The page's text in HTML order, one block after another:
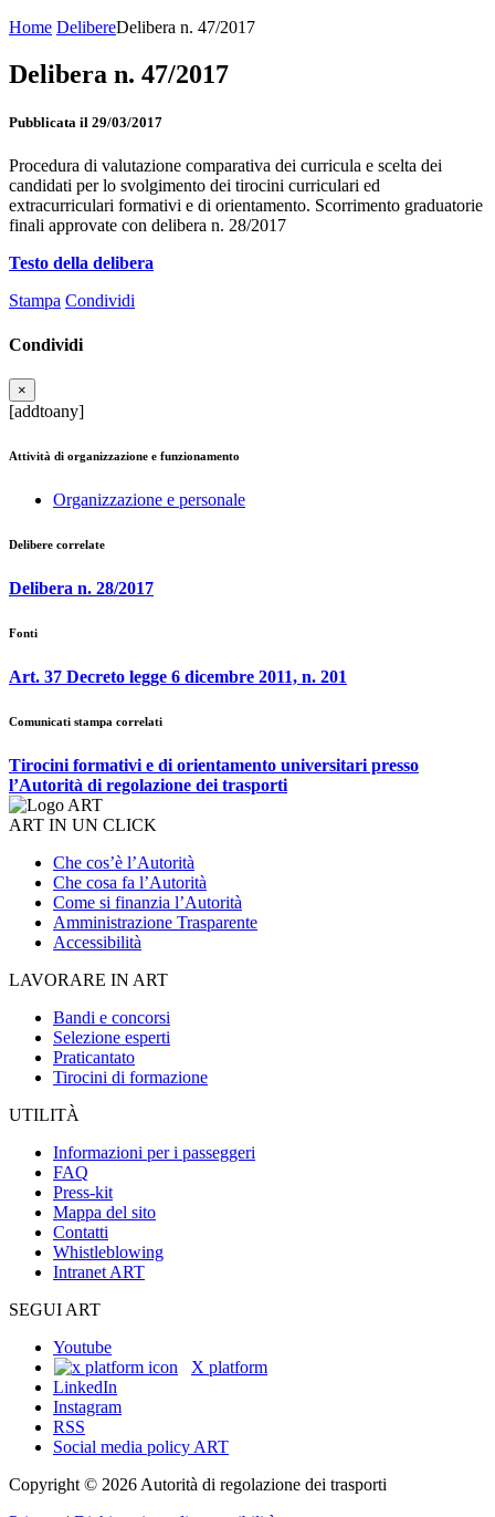
Home DelibereDelibera n. 47/2017
Delibera n. 47/2017
Pubblicata il 29/03/2017
Procedura di valutazione comparativa dei curricula e scelta dei
candidati per lo svolgimento dei tirocini curriculari ed
extracurriculari formativi e di orientamento. Scorrimento graduatorie
finali approvate con delibera n. 28/2017
Testo della delibera
Stampa Condividi
Condividi
×
[addtoany]
Attività di organizzazione e funzionamento
Organizzazione e personale
Delibere correlate
Delibera n. 28/2017
Fonti
Art. 37 Decreto legge 6 dicembre 2011, n. 201
Comunicati stampa correlati
Tirocini formativi e di orientamento universitari presso
l’Autorità di regolazione dei trasporti
ART IN UN CLICK
Che cos’è l’Autorità
Che cosa fa l’Autorità
Come si finanzia l’Autorità
Amministrazione Trasparente
Accessibilità
LAVORARE IN ART
Bandi e concorsi
Selezione esperti
Praticantato
Tirocini di formazione
UTILITÀ
Informazioni per i passeggeri
FAQ
Press-kit
Mappa del sito
Contatti
Whistleblowing
Intranet ART
SEGUI ART
Youtube
X platform
LinkedIn
Instagram
RSS
Social media policy ART
Copyright © 2026 Autorità di regolazione dei trasporti